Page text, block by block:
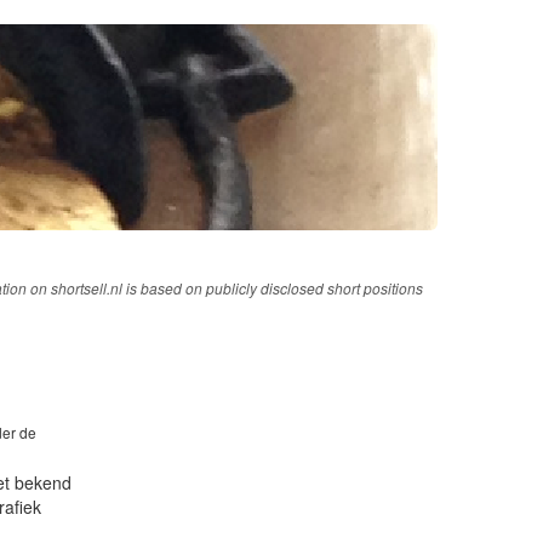
on shortsell.nl is based on publicly disclosed short positions
de
bekend